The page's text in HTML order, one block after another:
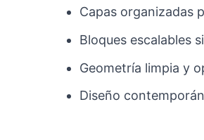
Capas organizadas
Bloques escalables
Geometría limpia y
Diseño